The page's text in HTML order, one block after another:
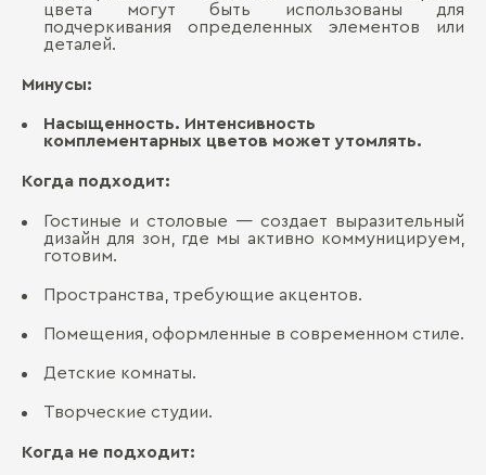
цвета могут быть использованы для
подчеркивания определенных элементов или
деталей.
Минусы:
Насыщенность. Интенсивность
комплементарных цветов может утомлять.
Когда подходит:
Гостиные и столовые — создает выразительный
дизайн для зон, где мы активно коммуницируем,
готовим.
Пространства, требующие акцентов.
Помещения, оформленные в современном стиле.
Детские комнаты.
Творческие студии.
Когда не подходит: